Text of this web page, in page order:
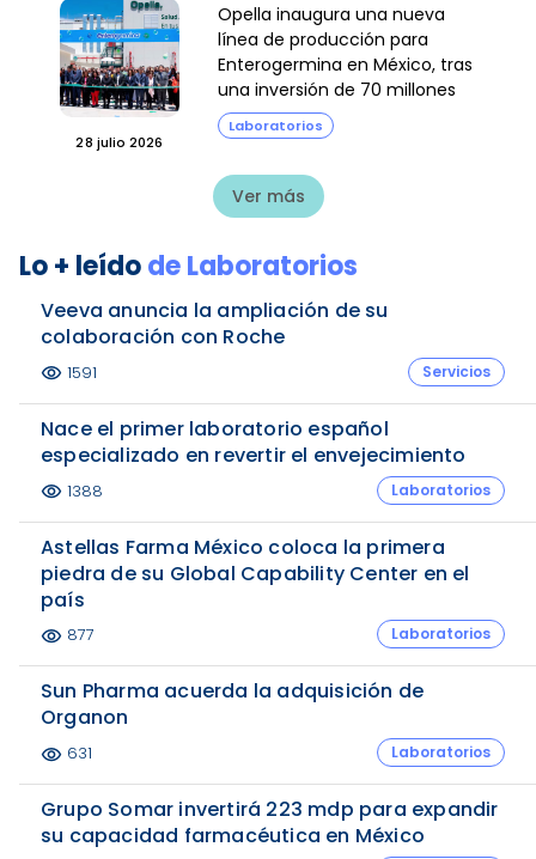
28 julio 2026
Opella inaugura una nueva
línea de producción para
Enterogermina en México, tras
una inversión de 70 millones
de dólares
Laboratorios
Ver más
Lo + leídodeLaboratorios
Veeva anuncia la ampliación de su
colaboración con Roche
visibility 1591 Servicios
Nace el primer laboratorio español
especializado en revertir el envejecimiento
visibility 1388 Laboratorios
Astellas Farma México coloca la primera
piedra de su Global Capability Center en el
país
visibility 877 Laboratorios
Sun Pharma acuerda la adquisición de
Organon
visibility 631 Laboratorios
Grupo Somar invertirá 223 mdp para expandir
su capacidad farmacéutica en México